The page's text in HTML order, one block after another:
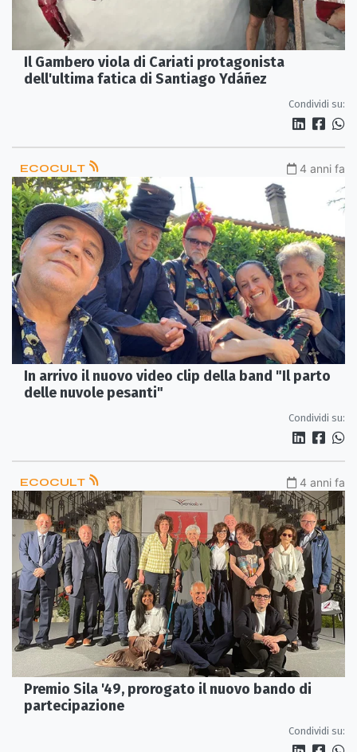
Il Gambero viola di Cariati protagonista
dell'ultima fatica di Santiago Ydáñez
Condividi su:
ECOCULT 4 anni fa
In arrivo il nuovo video clip della band "Il parto
delle nuvole pesanti"
Condividi su:
ECOCULT 4 anni fa
Premio Sila '49, prorogato il nuovo bando di
partecipazione
Condividi su: